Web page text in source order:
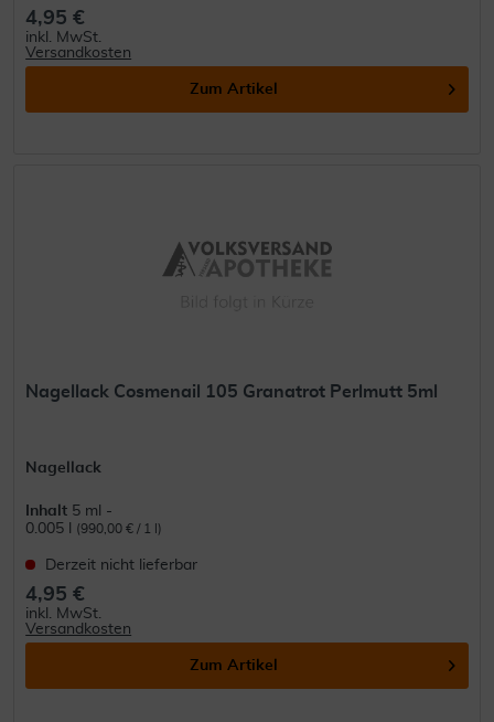
4,95 €
inkl. MwSt.
Versandkosten
Zum Artikel
Nagellack Cosmenail 105 Granatrot Perlmutt 5ml
Nagellack
Inhalt 5 ml -
0.005 l
(990,00 € / 1 l)
Derzeit nicht lieferbar
4,95 €
inkl. MwSt.
Versandkosten
Zum Artikel